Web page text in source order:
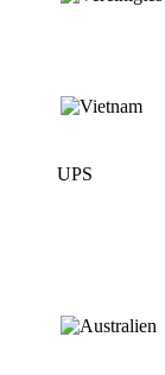
UPS